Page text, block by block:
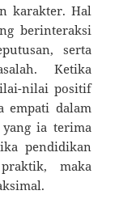
karakter. Hal
berinteraksi
serta
Ketika
nilai positif
empati dalam
ia terima
pendidikan
maka